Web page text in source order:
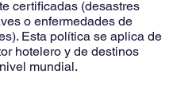
certificadas (desastres
o enfermedades de
Esta política se aplica de
hotelero y de destinos
mundial.